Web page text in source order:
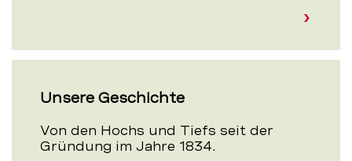
Unsere Geschichte
Von den Hochs und Tiefs seit der
Gründung im Jahre 1834.